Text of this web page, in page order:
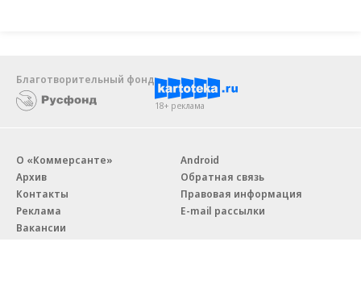
Благотворительный фонд
18+ реклама
О «Коммерсанте»
Архив
Контакты
Реклама
Вакансии
Android
Обратная связь
Правовая информация
E-mail рассылки